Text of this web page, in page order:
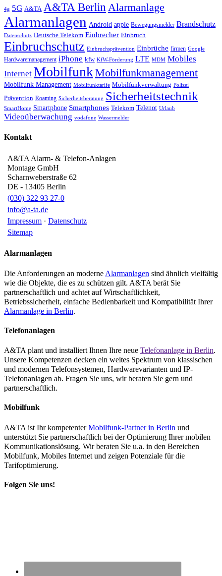
4g 5G A&TA A&TA Berlin Alarmanlage
Alarmanlagen Android apple Bewegungsmelder Brandschutz
Datenschutz Deutsche Telekom Einbrecher Einbruch
Einbruchschutz Einbruchsprävention Einbrüche firmen Google
Hardwaremanagement iPhone kfw KfW-Förderung LTE MDM Mobiles
Internet MobilfunkMobilfunkmanagement
Mobilfunk Management Mobilfunktarife Mobilfunkverwaltung Polizei
Prävention Roaming Sicherheitsberatung Sicherheitstechnik
SmartHome Smartphone Smartphones Telekom Telenot Urlaub
Videoüberwachung vodafone Wassermelder
Kontakt
A&TA Alarm- & Telefon-Anlagen
Montage GmbH
Scharnweberstraße 62
DE - 13405 Berlin
(030) 322 93 27-0
info@a-ta.de
Impressum · Datenschutz
Sitemap
Alarmanlagen
Die Anforderungen an moderne Alarmanlagen sind ähnlich vielfältig
wie die Objekte, die es zu schützen gilt. A&TA berät Sie
partnerschaftlich und achtet auf Wirtschaftlichkeit,
Betriebssicherheit, einfache Bedienbarkeit und Kompatibilität Ihrer
Alarmanlage in Berlin.
Telefonanlagen
A&TA plant und installiert Ihnen Ihre neue Telefonanlage in Berlin.
Unsere Kompetenzen decken ein weites Spektrum von klassischen
und modernen Telefonsystemen, Hardwarevarianten und IP-
Telefonanlagen ab. Fragen Sie uns, wir beraten Sie gern und
partnerschaftlich.
Mobilfunk
A&TA ist Ihr kompetenterMobilfunk-Partner in Berlin und
unterstützt Sie partnerschaftlich bei der Optimierung Ihrer mobilen
Kommunikationslösung. Wir beraten Sie u.a. in den Bereichen
Mobilfunk, Mobiles Internet und zeigen Potenziale für die
Tarifoptimierung.
Folgen Sie uns!